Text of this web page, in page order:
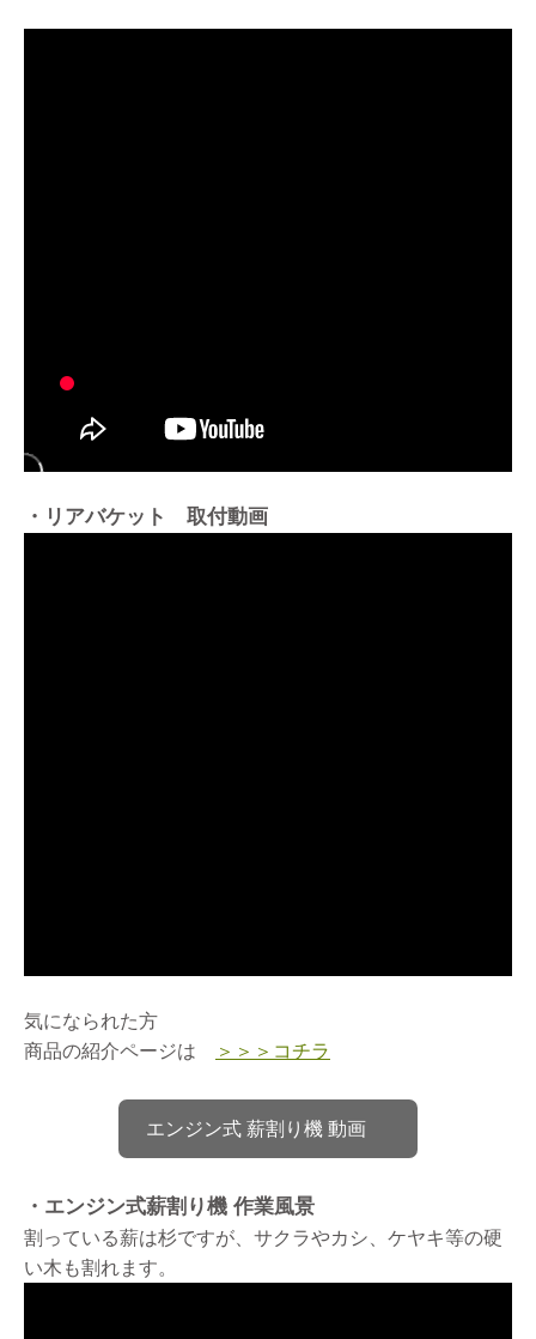
・リアバケット 取付動画
気になられた方
商品の紹介ページは
＞＞＞コチラ
エンジン式 薪割り機 動画
・エンジン式薪割り機 作業風景
割っている薪は杉ですが、サクラやカシ、ケヤキ等の硬
い木も割れます。